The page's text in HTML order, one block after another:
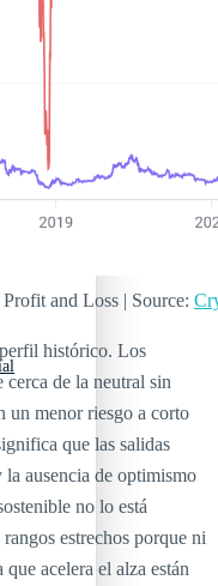
and Loss | Source:
histórico. Los
de la neutral sin
un menor riesgo a corto
que las salidas
ausencia de optimismo
no lo está
estrechos porque ni
acelera el alza están